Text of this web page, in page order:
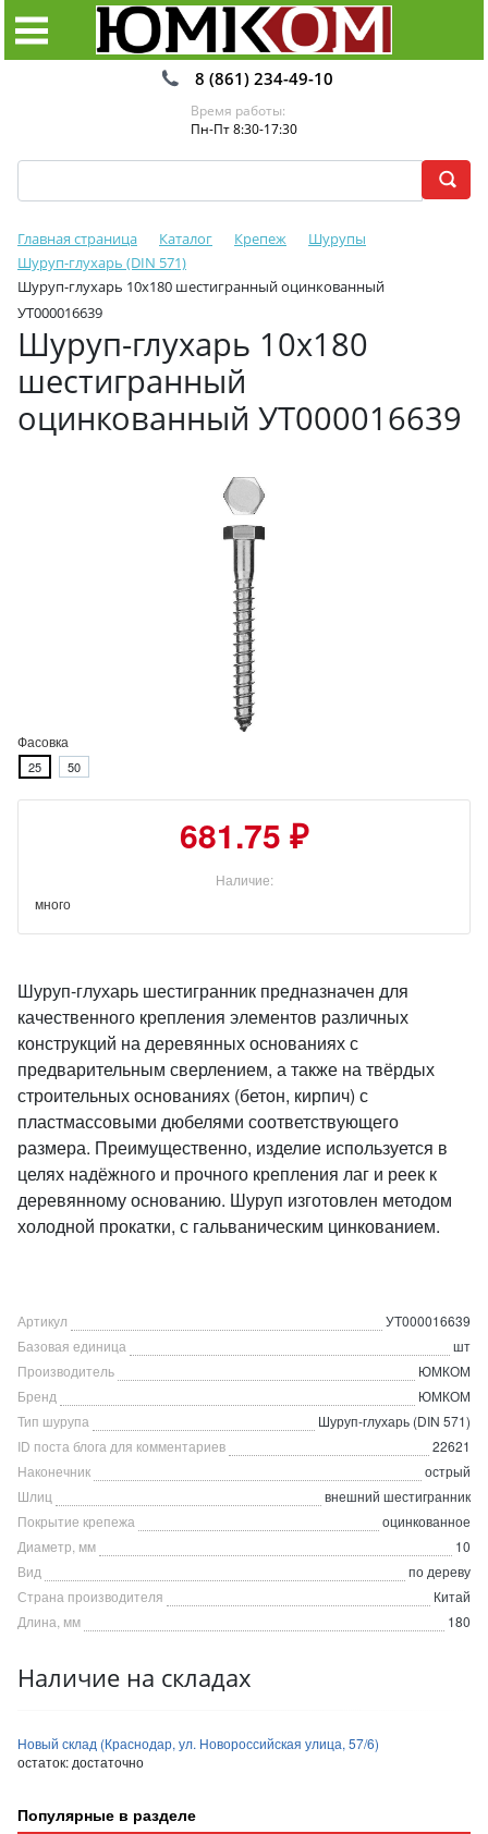
8 (861) 234-49-10
Время работы:
Пн-Пт 8:30-17:30
Главная страница Каталог Крепеж
Шурупы
Шуруп-глухарь (DIN 571)
Шуруп-глухарь 10х180 шестигранный оцинкованный
УТ000016639
Шуруп-глухарь 10х180
шестигранный
оцинкованный УТ000016639
Фасовка
25 50
681.75 ₽
Наличие:
много
Шуруп-глухарь шестигранник предназначен для
качественного крепления элементов различных
конструкций на деревянных основаниях с
предварительным сверлением, а также на твёрдых
строительных основаниях (бетон, кирпич) с
пластмассовыми дюбелями соответствующего
размера. Преимущественно, изделие используется в
целях надёжного и прочного крепления лаг и реек к
деревянному основанию. Шуруп изготовлен методом
холодной прокатки, с гальваническим цинкованием.
Артикул
УТ000016639
Базовая единица
шт
Производитель
ЮМКОМ
Бренд
ЮМКОМ
Тип шурупа
Шуруп-глухарь (DIN 571)
ID поста блога для комментариев
22621
Наконечник
острый
Шлиц
внешний шестигранник
Покрытие крепежа
оцинкованное
Диаметр, мм
10
Вид
по дереву
Страна производителя
Китай
Длина, мм
180
Наличие на складах
Новый склад (Краснодар, ул. Новороссийская улица, 57/6)
остаток: достаточно
Популярные в разделе